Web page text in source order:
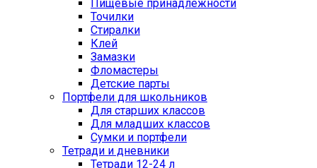
Пищевые принадлежности
Точилки
Стиралки
Клей
Замазки
Фломастеры
Детские парты
Портфели для школьников
Для старших классов
Для младших классов
Сумки и портфели
Тетради и дневники
Тетради 12-24 л